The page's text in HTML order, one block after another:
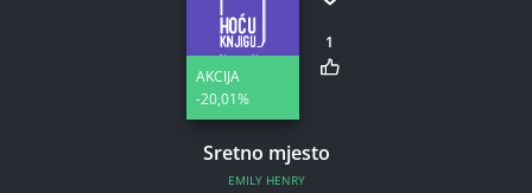
AKCIJA
-20,01%
1
Sretno mjesto
EMILY HENRY